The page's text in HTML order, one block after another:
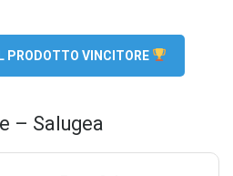
PRODOTTO VINCITORE
– Salugea